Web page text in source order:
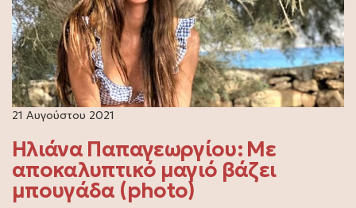
21 Αυγούστου 2021
Ηλιάνα Παπαγεωργίου: Με
αποκαλυπτικό μαγιό βάζει
μπουγάδα (photo)